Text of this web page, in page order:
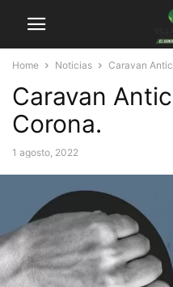
Home Noticias Caravan
Caravan
Corona.
1 agosto, 2022